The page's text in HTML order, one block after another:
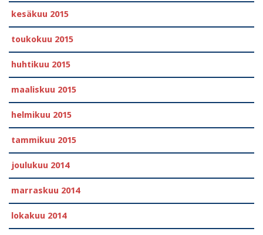
kesäkuu 2015
toukokuu 2015
huhtikuu 2015
maaliskuu 2015
helmikuu 2015
tammikuu 2015
joulukuu 2014
marraskuu 2014
lokakuu 2014